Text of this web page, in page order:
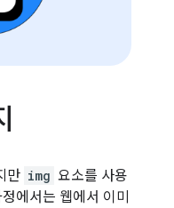
만 img 요소를 사용
에서는 웹에서 이미